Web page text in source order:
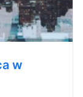
w